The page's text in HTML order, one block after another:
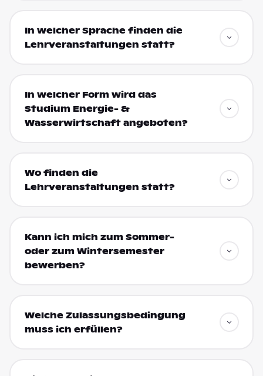
In welcher Sprache finden die
Lehrveranstaltungen statt?
In welcher Form wird das
Studium Energie- &
Wasserwirtschaft angeboten?
Wo finden die
Lehrveranstaltungen statt?
Kann ich mich zum Sommer-
oder zum Wintersemester
bewerben?
Welche Zulassungsbedingung
muss ich erfüllen?